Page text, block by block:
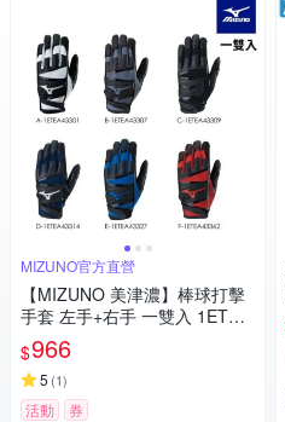
MIZUNO官方直營
【MIZUNO 美津濃】棒球打擊
手套 左手+右手 一雙入 1ETEA
433XX(打擊手套)
$966
5 (1)
活動 券